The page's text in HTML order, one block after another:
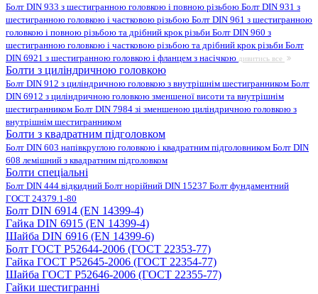
Болт DIN 933 з шестигранною головкою і повною різьбою Болт DIN 931 з
шестигранною головкою і частковою різьбою Болт DIN 961 з шестигранною
головкою і повною різьбою та дрібний крок різьби Болт DIN 960 з
шестигранною головкою і частковою різьбою та дрібний крок різьби Болт
DIN 6921 з шестигранною головкою і фланцем з насічкою дивитись все
Болти з циліндричною головкою
Болт DIN 912 з циліндричною головкою з внутрішнім шестигранником Болт
DIN 6912 з циліндричною головкою зменшеної висоти та внутрішнім
шестигранником Болт DIN 7984 зі зменшеною циліндричною головкою з
внутрішнім шестигранником
Болти з квадратним підголовком
Болт DIN 603 напівкруглою головкою і квадратним підголовником Болт DIN
608 лемішний з квадратним підголовком
Болти спеціальні
Болт DIN 444 відкидний Болт норійний DIN 15237 Болт фундаментний
ГОСТ 24379.1-80
Болт DIN 6914 (EN 14399-4)
Гайка DIN 6915 (EN 14399-4)
Шайба DIN 6916 (EN 14399-6)
Болт ГОСТ Р52644-2006 (ГОСТ 22353-77)
Гайка ГОСТ Р52645-2006 (ГОСТ 22354-77)
Шайба ГОСТ Р52646-2006 (ГОСТ 22355-77)
Гайки шестигранні